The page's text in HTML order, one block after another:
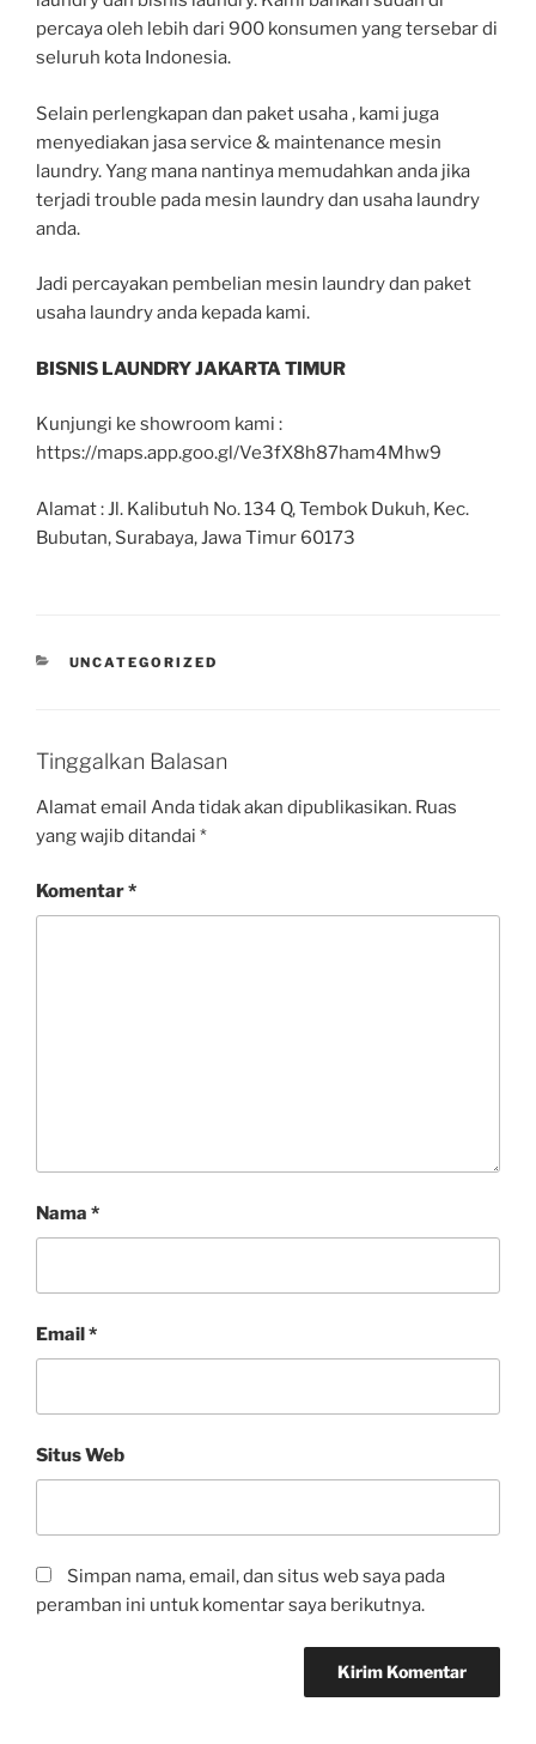
percaya oleh lebih dari 900 konsumen yang tersebar di
seluruh kota Indonesia.
Selain perlengkapan dan paket usaha , kami juga
menyediakan jasa service & maintenance mesin
laundry. Yang mana nantinya memudahkan anda jika
terjadi trouble pada mesin laundry dan usaha laundry
anda.
Jadi percayakan pembelian mesin laundry dan paket
usaha laundry anda kepada kami.
BISNIS LAUNDRY JAKARTA TIMUR
Kunjungi ke showroom kami :
https://maps.app.goo.gl/Ve3fX8h87ham4Mhw9
Alamat : Jl. Kalibutuh No. 134 Q, Tembok Dukuh, Kec.
Bubutan, Surabaya, Jawa Timur 60173
UNCATEGORIZED
Tinggalkan Balasan
Alamat email Anda tidak akan dipublikasikan. Ruas
yang wajib ditandai *
Komentar*
Nama *
Email*
Situs Web
Simpan nama, email, dan situs web saya pada
peramban ini untuk komentar saya berikutnya.